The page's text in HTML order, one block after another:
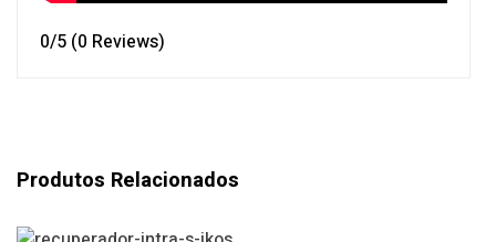
0/5 (0 Reviews)
Produtos Relacionados